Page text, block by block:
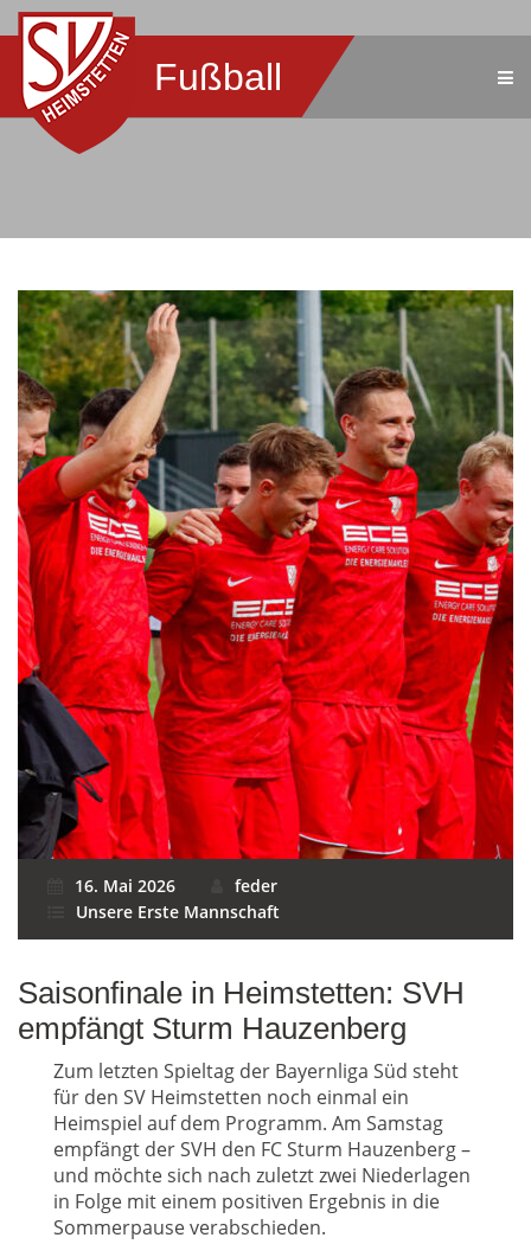
Fußball
16. Mai 2026
feder
Unsere Erste Mannschaft
Saisonfinale in Heimstetten: SVH
empfängt Sturm Hauzenberg
Zum letzten Spieltag der Bayernliga Süd steht
für den SV Heimstetten noch einmal ein
Heimspiel auf dem Programm. Am Samstag
empfängt der SVH den FC Sturm Hauzenberg –
und möchte sich nach zuletzt zwei Niederlagen
in Folge mit einem positiven Ergebnis in die
Sommerpause verabschieden.